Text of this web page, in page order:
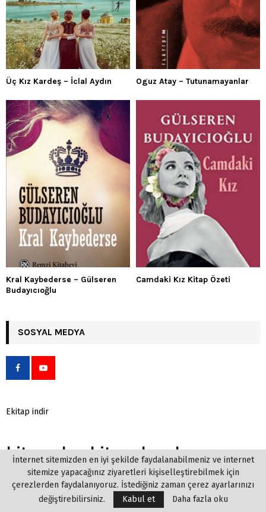
Üç Kız Kardeş – İclal Aydın Oguz Atay – Tutunamayanlar
Kral Kaybederse – Gülseren
Budayıcıoğlu
Camdaki Kız Kitap Özeti
SOSYAL MEDYA
Ekitap indir
kitap oku, kitapoku okuma
kitapları, online kitap oku,
roman oku, sanal kitap oku,
İnternet sitemizden en iyi şekilde faydalanabilmeniz ve internet
sitemize yapacağınız ziyaretleri kişiselleştirebilmek için
çerezlerden faydalanıyoruz. İstediğiniz zaman çerez ayarlarınızı
değiştirebilirsiniz.
Kabul et Daha fazla oku